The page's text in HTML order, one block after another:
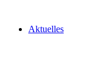
Aktuelles